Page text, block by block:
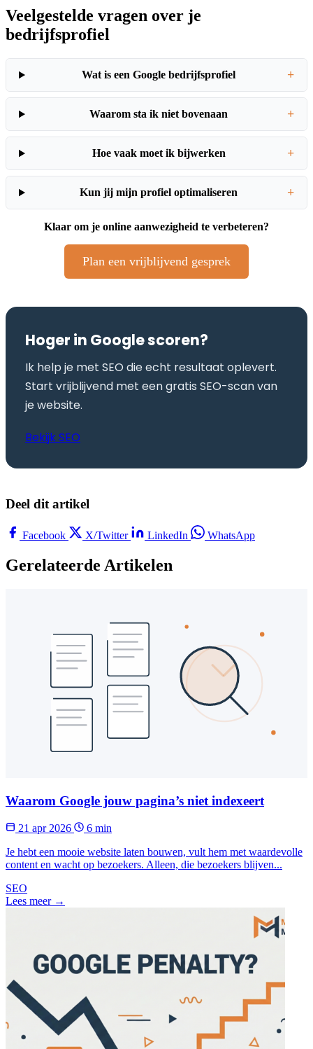
Veelgestelde vragen over je
bedrijfsprofiel
Wat is een Google bedrijfsprofiel +
Waarom sta ik niet bovenaan +
Hoe vaak moet ik bijwerken +
Kun jij mijn profiel optimaliseren +
Klaar om je online aanwezigheid te verbeteren?
Plan een vrijblijvend gesprek
Hoger in Google scoren?
Ik help je met SEO die echt resultaat oplevert.
Start vrijblijvend met een gratis SEO-scan van
je website.
Bekijk SEO
Deel dit artikel
Facebook X/Twitter LinkedIn WhatsApp
Gerelateerde Artikelen
Waarom Google jouw pagina’s niet indexeert
21 apr 2026
6 min
Je hebt een mooie website laten bouwen, vult hem met waardevolle
content en wacht op bezoekers. Alleen, die bezoekers blijven...
SEO
Lees meer →